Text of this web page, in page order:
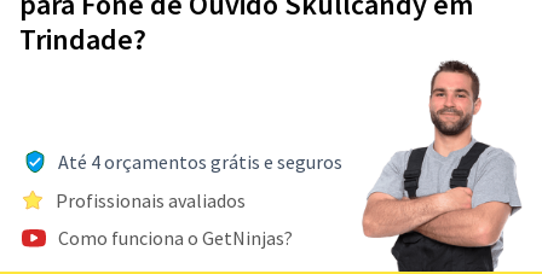
Trindade?
Até 4 orçamentos grátis e seguros
Profissionais avaliados
Como funciona o GetNinjas?